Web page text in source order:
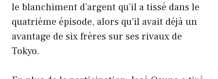
le blanchiment d’argent qu’il a tissé dans le
quatrième épisode, alors qu’il avait déjà un
avantage de six frères sur ses rivaux de
Tokyo.